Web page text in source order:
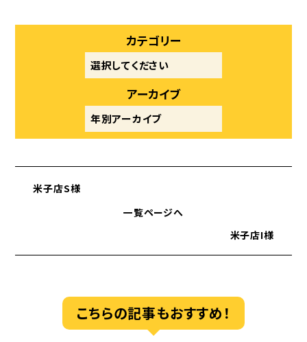
カテゴリー
アーカイブ
米子店S様
一覧ページへ
米子店I様
こちらの記事もおすすめ！